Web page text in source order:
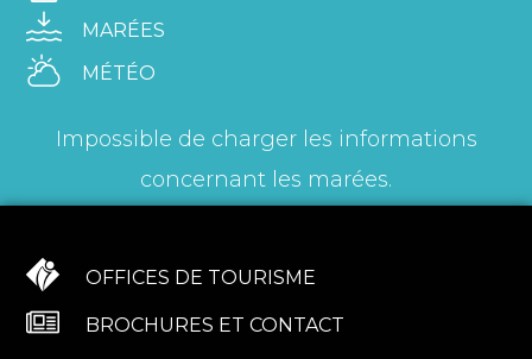
MARÉES
MÉTÉO
Impossible de charger les informations
concernant les marées.
OFFICES DE TOURISME
BROCHURES ET CONTACT